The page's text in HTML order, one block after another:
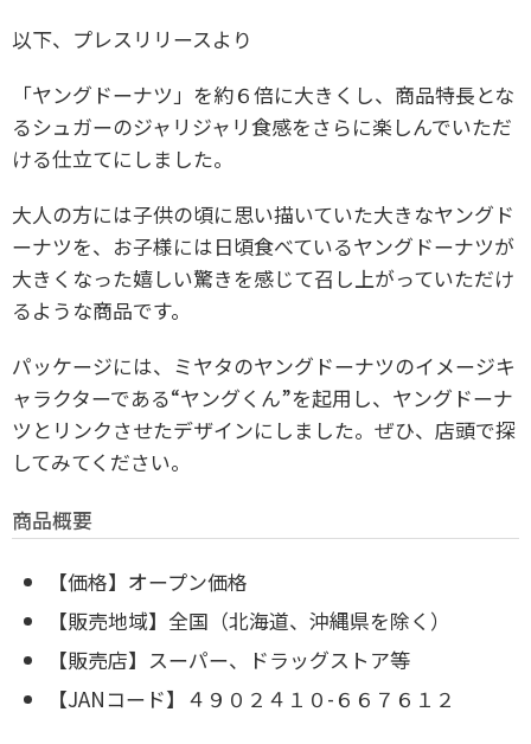
以下、プレスリリースより
「ヤングドーナツ」を約６倍に大きくし、商品特長とな
るシュガーのジャリジャリ食感をさらに楽しんでいただ
ける仕立てにしました。
大人の方には子供の頃に思い描いていた大きなヤングド
ーナツを、お子様には日頃食べているヤングドーナツが
大きくなった嬉しい驚きを感じて召し上がっていただけ
るような商品です。
パッケージには、ミヤタのヤングドーナツのイメージキ
ャラクターである“ヤングくん”を起用し、ヤングドーナ
ツとリンクさせたデザインにしました。ぜひ、店頭で探
してみてください。
商品概要
【価格】オープン価格
【販売地域】全国（北海道、沖縄県を除く）
【販売店】スーパー、ドラッグストア等
【JANコード】４９０２４１０-６６７６１２